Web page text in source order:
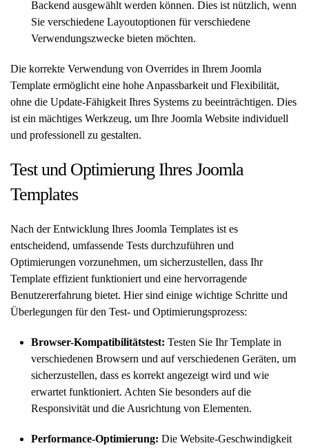
Backend ausgewählt werden können. Dies ist nützlich, wenn
Sie verschiedene Layoutoptionen für verschiedene
Verwendungszwecke bieten möchten.
Die korrekte Verwendung von Overrides in Ihrem Joomla
Template ermöglicht eine hohe Anpassbarkeit und Flexibilität,
ohne die Update-Fähigkeit Ihres Systems zu beeinträchtigen. Dies
ist ein mächtiges Werkzeug, um Ihre Joomla Website individuell
und professionell zu gestalten.
Test und Optimierung Ihres Joomla
Templates
Nach der Entwicklung Ihres Joomla Templates ist es
entscheidend, umfassende Tests durchzuführen und
Optimierungen vorzunehmen, um sicherzustellen, dass Ihr
Template effizient funktioniert und eine hervorragende
Benutzererfahrung bietet. Hier sind einige wichtige Schritte und
Überlegungen für den Test- und Optimierungsprozess:
Browser-Kompatibilitätstest: Testen Sie Ihr Template in
verschiedenen Browsern und auf verschiedenen Geräten, um
sicherzustellen, dass es korrekt angezeigt wird und wie
erwartet funktioniert. Achten Sie besonders auf die
Responsivität und die Ausrichtung von Elementen.
Performance-Optimierung: Die Website-Geschwindigkeit